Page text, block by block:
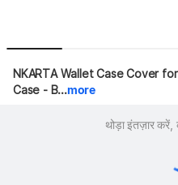
NKARTA Wallet Case Cover
Case - B...more
थोड़ा इंतज़ार करें,